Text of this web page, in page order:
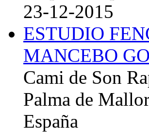
23-12-2015
ESTUDIO
MANCEBO
Cami de Son
Palma de
España